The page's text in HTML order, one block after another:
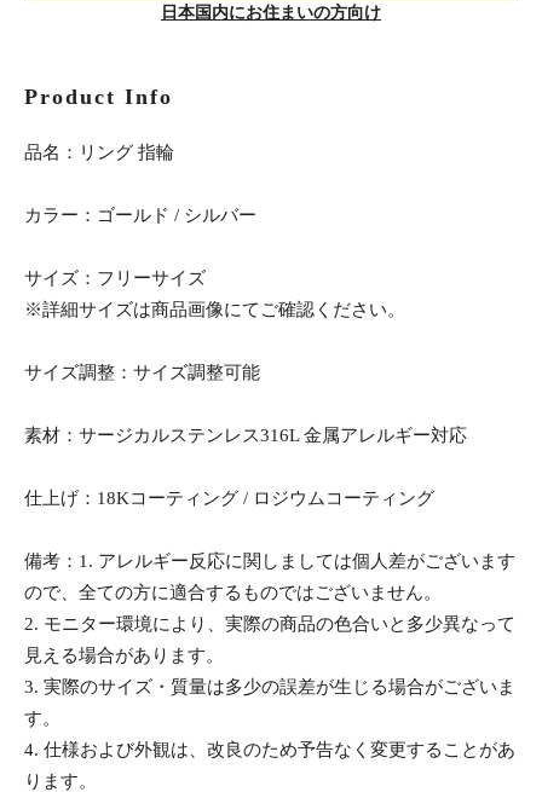
日本国内にお住まいの方向け
Product Info
品名：リング 指輪
カラー：ゴールド / シルバー
サイズ：フリーサイズ
※詳細サイズは商品画像にてご確認ください。
サイズ調整：サイズ調整可能
素材：サージカルステンレス316L 金属アレルギー対応
仕上げ：18Kコーティング / ロジウムコーティング
備考：1. アレルギー反応に関しましては個人差がございます
ので、全ての方に適合するものではございません。
2. モニター環境により、実際の商品の色合いと多少異なって
見える場合があります。
3. 実際のサイズ・質量は多少の誤差が生じる場合がございま
す。
4. 仕様および外観は、改良のため予告なく変更することがあ
ります。